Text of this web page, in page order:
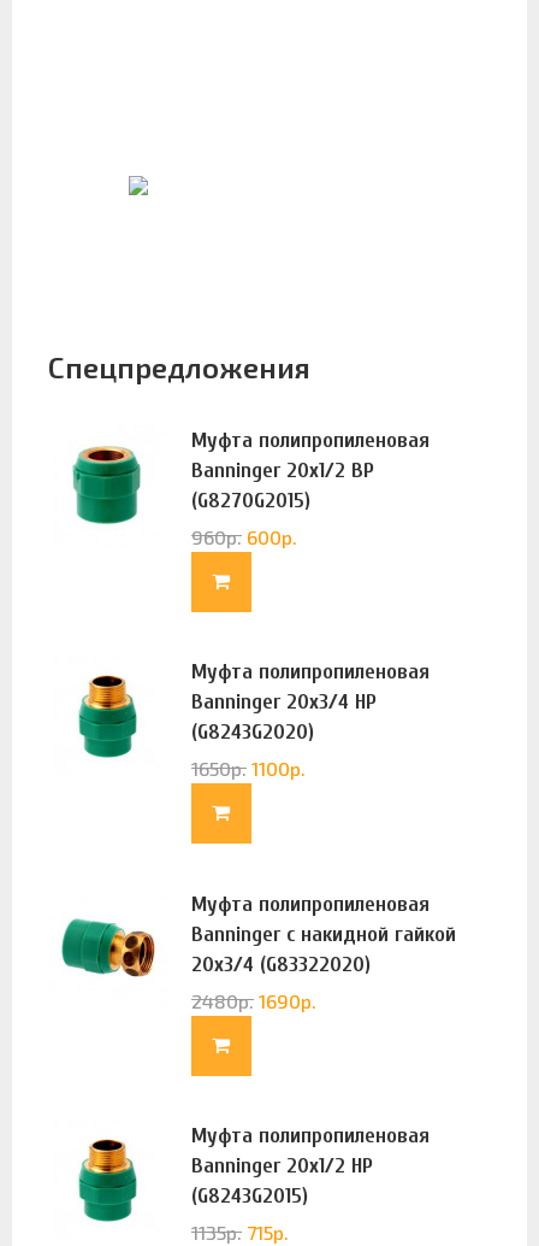
Спецпредложения
Муфта полипропиленовая
Banninger 20х1/2 ВР
(G8270G2015)
960р. 600р.
Муфта полипропиленовая
Banninger 20х3/4 НР
(G8243G2020)
1650р. 1100р.
Муфта полипропиленовая
Banninger с накидной гайкой
20х3/4 (G83322020)
2480р. 1690р.
Муфта полипропиленовая
Banninger 20х1/2 НР
(G8243G2015)
1135р. 715р.